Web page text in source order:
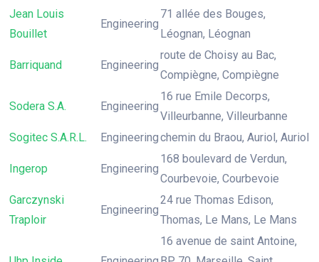
Jean Louis
Bouillet
Engineering
71 allée des Bouges,
Léognan, Léognan
Barriquand Engineering
route de Choisy au Bac,
Compiègne, Compiègne
Sodera S.A. Engineering
16 rue Emile Decorps,
Villeurbanne, Villeurbanne
Sogitec S.A.R.L.
Engineeringchemin du Braou, Auriol, Auriol
Ingerop Engineering
168 boulevard de Verdun,
Courbevoie, Courbevoie
Garczynski
Traploir
Engineering
24 rue Thomas Edison,
Thomas, Le Mans, Le Mans
16 avenue de saint Antoine,